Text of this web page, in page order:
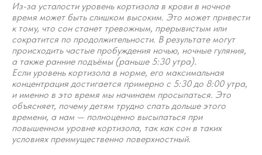
Из-за усталости уровень кортизола в крови в ночное
время может быть слишком высоким. Это может привести
к тому, что сон станет тревожным, прерывистым или
сократится по продолжительности. В результате могут
происходить частые пробуждения ночью, ночные гуляния,
а также ранние подъёмы (раньше 5:30 утра).
Если уровень кортизола в норме, его максимальная
концентрация достигается примерно с 5:30 до 8:00 утра,
и именно в это время мы начинаем просыпаться. Это
объясняет, почему детям трудно спать дольше этого
времени, а нам — полноценно высыпаться при
повышенном уровне кортизола, так как сон в таких
условиях преимущественно поверхностный.